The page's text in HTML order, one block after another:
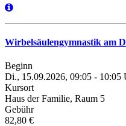
Wirbelsäulengymnastik am
Beginn
Di., 15.09.2026, 09:05 - 10:05
Kursort
Haus der Familie, Raum 5
Gebühr
82,80 €